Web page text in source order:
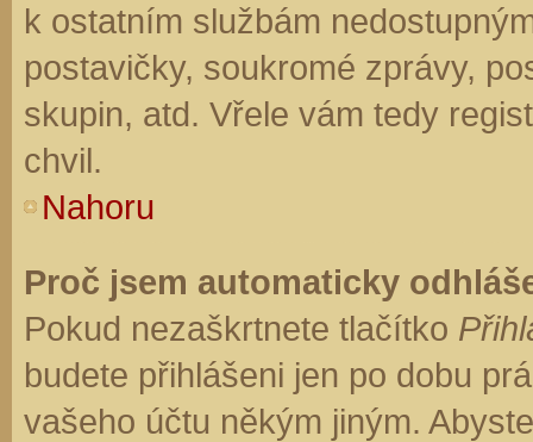
k ostatním službám
postavičky, soukromé zprávy,
skupin, atd. Vřele vám tedy
chvil.
Nahoru
Proč jsem automaticky
Pokud nezaškrtnete tlačítko
budete přihlášeni jen po dobu
vašeho účtu někým jiným.